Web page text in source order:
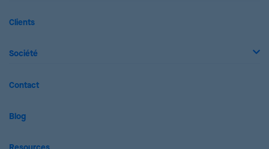
Clients
Société
Contact
Blog